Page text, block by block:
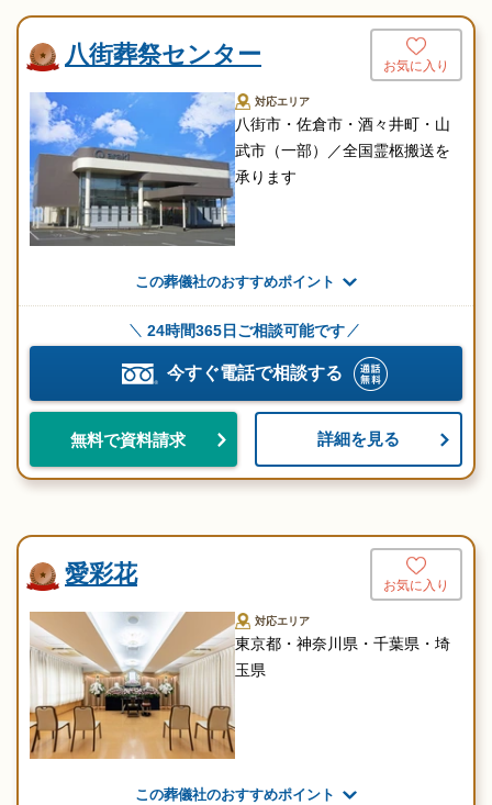
八街葬祭センター お気に入り
対応エリア
八街市・佐倉市・酒々井町・山
武市（一部）／全国霊柩搬送を
承ります
この葬儀社のおすすめポイント
24時間365日ご相談可能です
今すぐ電話で相談する
無料で資料請求 詳細を見る
愛彩花 お気に入り
対応エリア
東京都・神奈川県・千葉県・埼
玉県
この葬儀社のおすすめポイント